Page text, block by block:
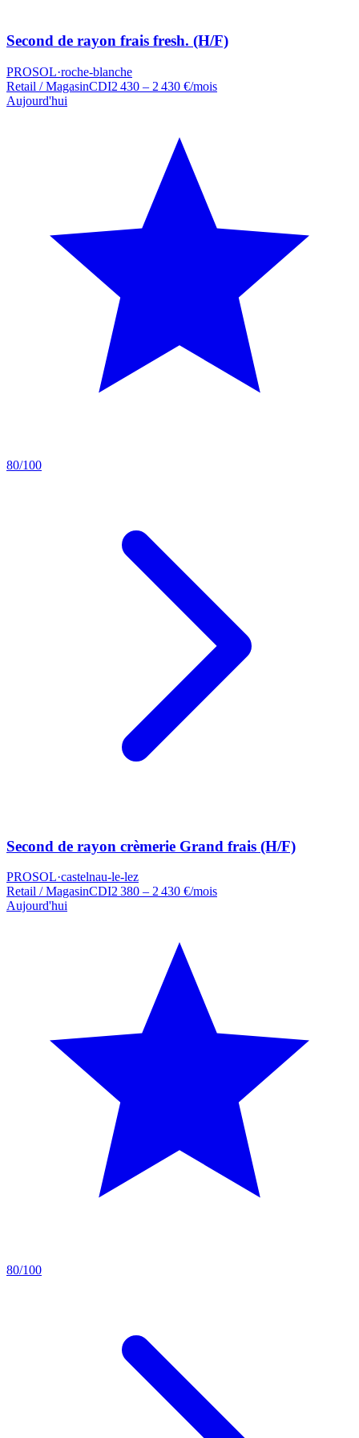
Second de rayon frais fresh. (H/F)
PROSOL·roche-blanche
Retail / MagasinCDI2 430 – 2 430 €/mois
Aujourd'hui
80/100
Second de rayon crèmerie Grand frais (H/F)
PROSOL·castelnau-le-lez
Retail / MagasinCDI2 380 – 2 430 €/mois
Aujourd'hui
80/100